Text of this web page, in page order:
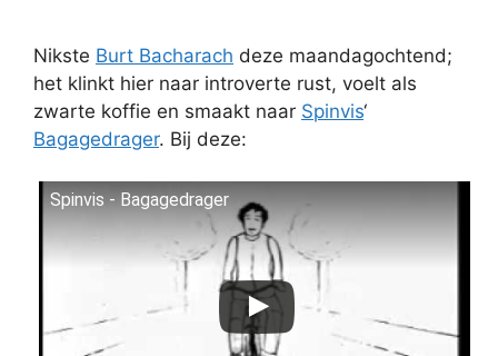
Nikste Burt Bacharach deze maandagochtend;
het klinkt hier naar introverte rust, voelt als
zwarte koffie en smaakt naar Spinvis‘
Bagagedrager. Bij deze:
Spinvis - Bagagedrager